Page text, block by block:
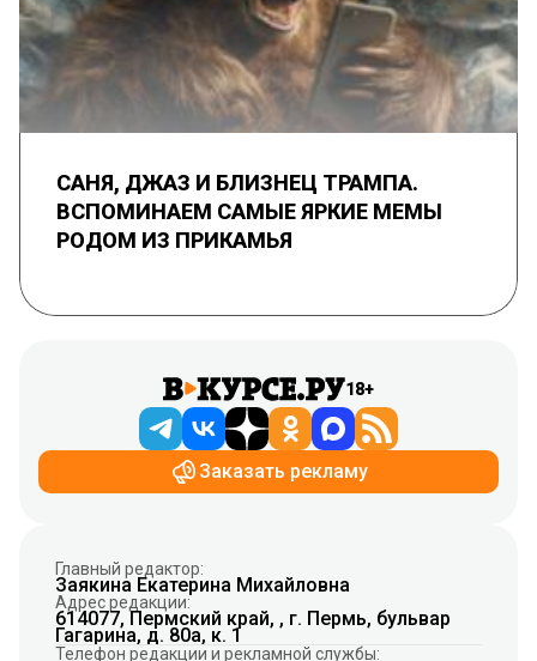
САНЯ, ДЖАЗ И БЛИЗНЕЦ ТРАМПА.
ВСПОМИНАЕМ САМЫЕ ЯРКИЕ МЕМЫ
РОДОМ ИЗ ПРИКАМЬЯ
18+
Заказать рекламу
Главный редактор:
Заякина Екатерина Михайловна
Адрес редакции:
614077, Пермский край, , г. Пермь, бульвар
Гагарина, д. 80а, к. 1
Телефон редакции и рекламной службы: